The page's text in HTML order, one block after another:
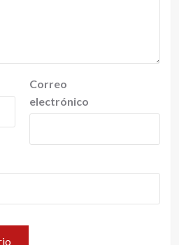
Correo
electrónico